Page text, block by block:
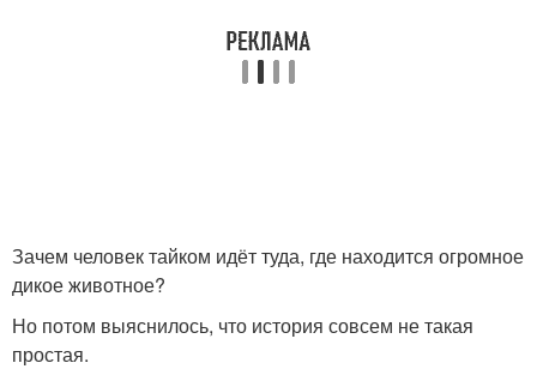
Зачем человек тайком идёт туда, где находится огромное
дикое животное?
Но потом выяснилось, что история совсем не такая
простая.